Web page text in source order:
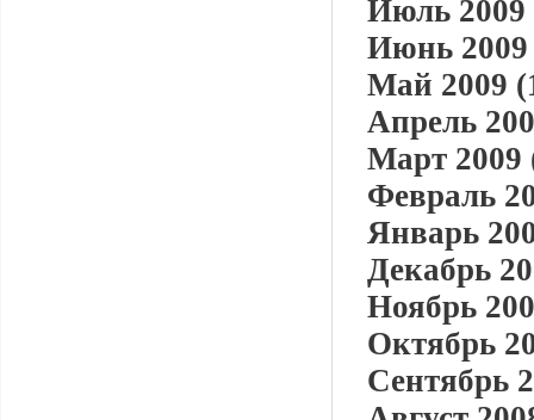
Июль 2009
Июнь 2009
Май 2009
Апрель
Март 2009
Февраль
Январь
Декабрь
Ноябрь
Октябрь
Сентябрь